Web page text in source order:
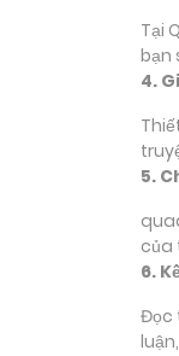
Tại
bạn
4.
5.
của
6.
Đọc